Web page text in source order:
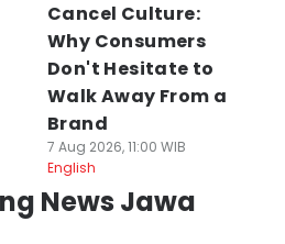
Cancel Culture:
Why Consumers
Don't Hesitate to
Walk Away From a
Brand
7 Aug 2026, 11:00 WIB
English
News Jawa